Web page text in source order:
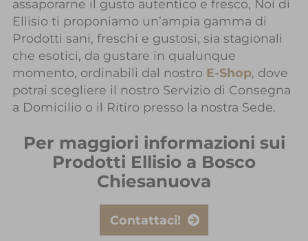
assaporarne il gusto autentico e fresco, Noi di
Ellisio ti proponiamo un’ampia gamma di
Prodotti sani, freschi e gustosi, sia stagionali
che esotici, da gustare in qualunque
momento, ordinabili dal nostro E-Shop, dove
potrai scegliere il nostro Servizio di Consegna
a Domicilio o il Ritiro presso la nostra Sede.
Per maggiori informazioni sui
Prodotti Ellisio a Bosco
Chiesanuova
Contattaci!